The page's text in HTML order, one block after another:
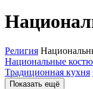
Религия
Национальные
Традиционная кухня
Показать ещё